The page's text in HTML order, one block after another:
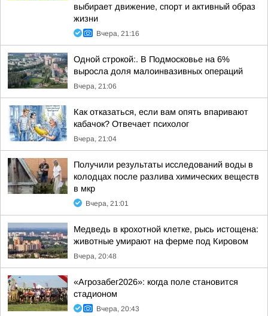
выбирает движение, спорт и активный образ
жизни
Вчера, 21:16
Одной строкой:. В Подмосковье на 6%
выросла доля малоинвазивных операций
Вчера, 21:06
Как отказаться, если вам опять впаривают
кабачок? Отвечает психолог
Вчера, 21:04
Получили результаты исследований воды в
колодцах после разлива химических веществ
в мкр
Вчера, 21:01
Медведь в крохотной клетке, рысь истощена:
животные умирают на ферме под Кировом
Вчера, 20:48
«Агрозабег2026»: когда поле становится
стадионом
Вчера, 20:43